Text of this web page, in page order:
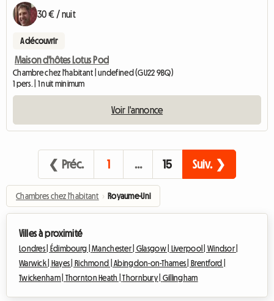
30 € / nuit
A découvrir
Maison d'hôtes Lotus Pod
Chambre chez l'habitant | undefined (GU22 9BQ)
1 pers. | 1 nuit minimum
Voir l'annonce
❮ Préc. 1 … 15 Suiv. ❯
Chambres chez l'habitant › Royaume-Uni
Villes à proximité
Londres | Édimbourg |Manchester | Glasgow | Liverpool |Windsor |
Warwick |
Hayes | Richmond |Abingdon-on-Thames |
Brentford |
Twickenham | Thornton Heath |Thornbury | Gillingham